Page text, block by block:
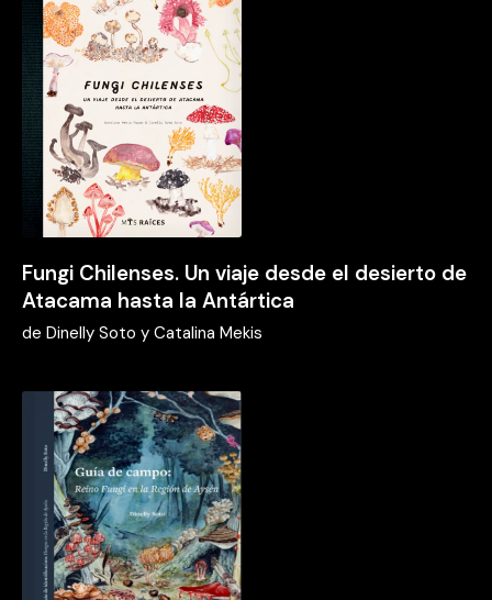
Fungi Chilenses. Un viaje desde el desierto de
Atacama hasta la Antártica
de Dinelly Soto y Catalina Mekis